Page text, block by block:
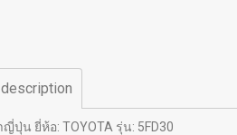
ปุ่น ยี่ห้อ: TOYOTA รุ่น: 5FD30